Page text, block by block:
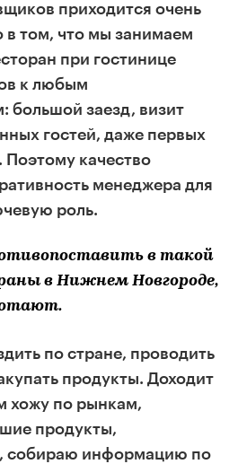
приходится очень
в том, что мы занимаем
при гостинице
к любым
большой заезд, визит
гостей, даже первых
Поэтому качество
менеджера для
роль.
в такой
в Нижнем Новгороде,
по стране, проводить
продукты. Доходит
хожу по рынкам,
продукты,
собираю информацию по